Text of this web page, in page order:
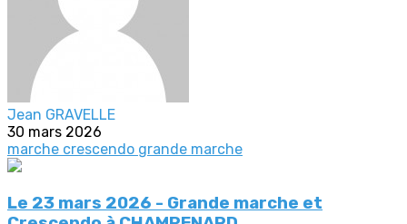
Jean GRAVELLE
30 mars 2026
marche crescendo grande marche
Le 23 mars 2026 - Grande marche et